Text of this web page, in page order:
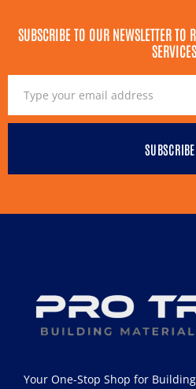
SUBSCRIBE TO OUR NEWSLETTER TO
SERVICES.
SUBSCRIBE
Your One-Stop Shop for